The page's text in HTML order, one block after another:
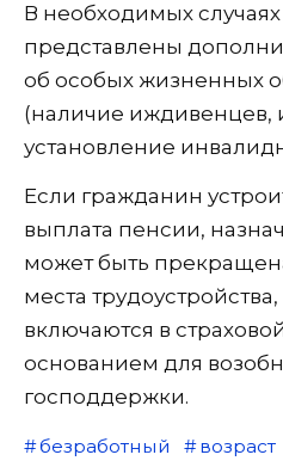
В необходимых случаях
представлены
об особых жизненных
(наличие
установление
Если гражданин
выплата пенсии,
может быть
места
включаются в
основанием для
господдержки.
безработный возраст